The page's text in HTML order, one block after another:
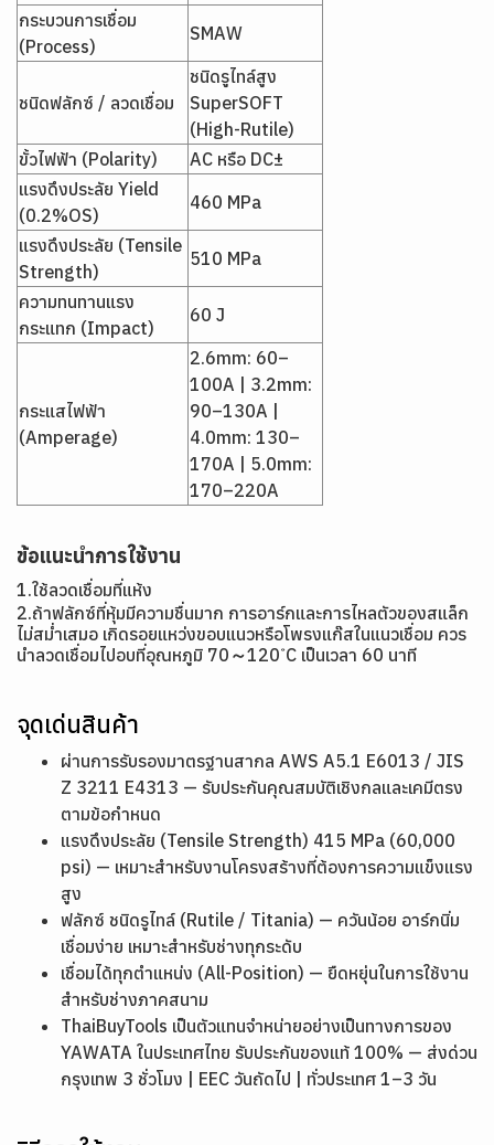
กระบวนการเชื่อม
(Process)
SMAW
ชนิดฟลักซ์ / ลวดเชื่อม
ชนิดรูไทล์สูง
SuperSOFT
(High-Rutile)
ขั้วไฟฟ้า (Polarity)
AC หรือ DC±
แรงดึงประลัย Yield
(0.2%OS)
460 MPa
แรงดึงประลัย (Tensile
Strength)
510 MPa
ความทนทานแรง
กระแทก (Impact)
60 J
กระแสไฟฟ้า
(Amperage)
2.6mm: 60–
100A | 3.2mm:
90–130A |
4.0mm: 130–
170A | 5.0mm:
170–220A
ข้อแนะนำการใช้งาน
1.ใช้ลวดเชื่อมที่แห้ง
2.ถ้าฟลักซ์ที่หุ้มมีความชื่นมาก การอาร์กและการไหลตัวของสแล็ก
ไม่สม่ำเสมอ เกิดรอยแหว่งขอบแนวหรือโพรงแก๊สในแนวเชื่อม ควร
นำลวดเชื่อมไปอบที่อุณหภูมิ 70～120 ํC เป็นเวลา 60 นาที
จุดเด่นสินค้า
ผ่านการรับรองมาตรฐานสากล AWS A5.1 E6013 / JIS
Z 3211 E4313 — รับประกันคุณสมบัติเชิงกลและเคมีตรง
ตามข้อกำหนด
แรงดึงประลัย (Tensile Strength) 415 MPa (60,000
psi) — เหมาะสำหรับงานโครงสร้างที่ต้องการความแข็งแรง
สูง
ฟลักซ์ ชนิดรูไทล์ (Rutile / Titania) — ควันน้อย อาร์กนิ่ม
เชื่อมง่าย เหมาะสำหรับช่างทุกระดับ
เชื่อมได้ทุกตำแหน่ง (All-Position) — ยืดหยุ่นในการใช้งาน
สำหรับช่างภาคสนาม
ThaiBuyTools เป็นตัวแทนจำหน่ายอย่างเป็นทางการของ
YAWATA ในประเทศไทย รับประกันของแท้ 100% — ส่งด่วน
กรุงเทพ 3 ชั่วโมง | EEC วันถัดไป | ทั่วประเทศ 1–3 วัน